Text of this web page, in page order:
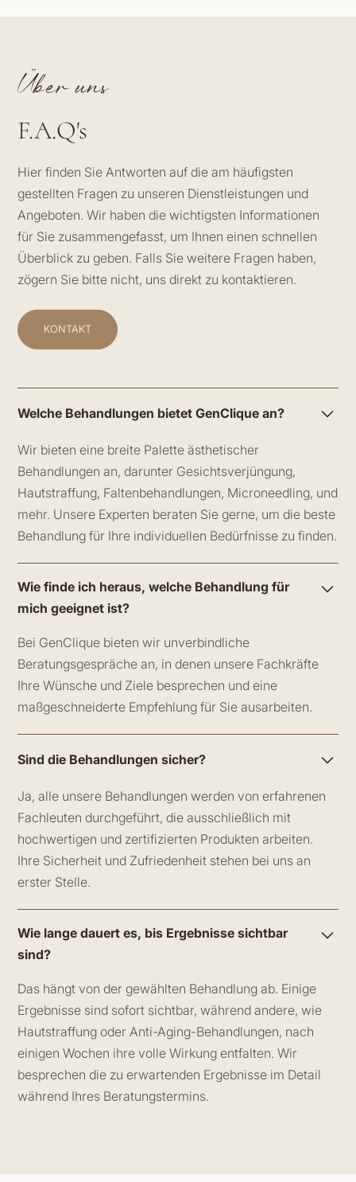
Über uns
F.A.Q's
Hier finden Sie Antworten auf die am häufigsten
gestellten Fragen zu unseren Dienstleistungen und
Angeboten. Wir haben die wichtigsten Informationen
für Sie zusammengefasst, um Ihnen einen schnellen
Überblick zu geben. Falls Sie weitere Fragen haben,
zögern Sie bitte nicht, uns direkt zu kontaktieren.
KONTAKT
Welche Behandlungen bietet GenClique an?
Wir bieten eine breite Palette ästhetischer
Behandlungen an, darunter Gesichtsverjüngung,
Hautstraffung, Faltenbehandlungen, Microneedling, und
mehr. Unsere Experten beraten Sie gerne, um die beste
Behandlung für Ihre individuellen Bedürfnisse zu finden.
Wie finde ich heraus, welche Behandlung für
mich geeignet ist?
Bei GenClique bieten wir unverbindliche
Beratungsgespräche an, in denen unsere Fachkräfte
Ihre Wünsche und Ziele besprechen und eine
maßgeschneiderte Empfehlung für Sie ausarbeiten.
Sind die Behandlungen sicher?
Ja, alle unsere Behandlungen werden von erfahrenen
Fachleuten durchgeführt, die ausschließlich mit
hochwertigen und zertifizierten Produkten arbeiten.
Ihre Sicherheit und Zufriedenheit stehen bei uns an
erster Stelle.
Wie lange dauert es, bis Ergebnisse sichtbar
sind?
Das hängt von der gewählten Behandlung ab. Einige
Ergebnisse sind sofort sichtbar, während andere, wie
Hautstraffung oder Anti-Aging-Behandlungen, nach
einigen Wochen ihre volle Wirkung entfalten. Wir
besprechen die zu erwartenden Ergebnisse im Detail
während Ihres Beratungstermins.